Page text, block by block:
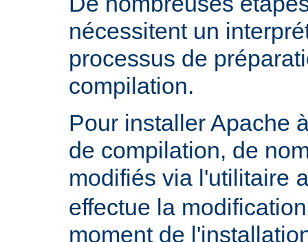
nécessitent un
processus de
compilation.
Pour installer Apache
de compilation, de
modifiés via l'utilitaire
effectue la
moment de